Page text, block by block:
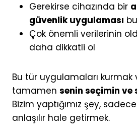
Gerekirse cihazında bir
güvenlik uygulaması
Çok önemli verilerinin
daha dikkatli ol
Bu tür uygulamaları kurmak
tamamen senin seçimin
Bizim yaptığımız şey,
anlaşılır hale getirmek.